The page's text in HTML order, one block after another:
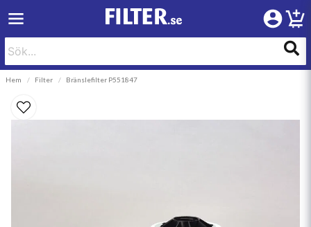
Hem Filter Bränslefilter P551847